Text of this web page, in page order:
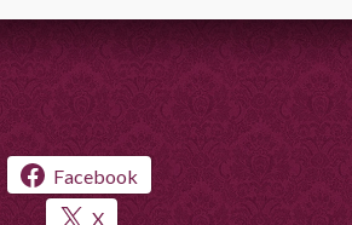
Facebook
X